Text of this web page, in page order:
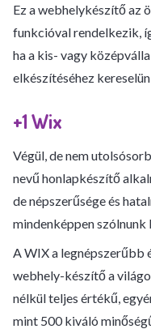
Ez a webhelykészítő az
funkcióval rendelkezik,
ha a kis- vagy
elkészítéséhez
+1 Wix
Végül, de nem
nevű honlapkészítő
de népszerűsége és
mindenképpen szólnunk
A WIX a legnépszerűbb
webhely-készítő a
nélkül teljes értékű,
mint 500 kiváló